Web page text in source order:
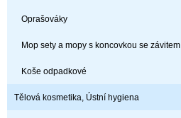
Oprašováky
Mop sety a mopy s koncovkou se závitem
Koše odpadkové
Tělová kosmetika, Ústní hygiena